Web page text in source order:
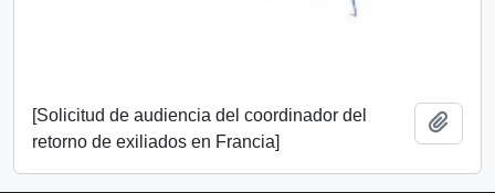
[Solicitud de audiencia del coordinador del
retorno de exiliados en Francia]